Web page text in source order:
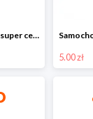
Psi Patrol na Allegro w super cenach od 40 zł
5.00 zł